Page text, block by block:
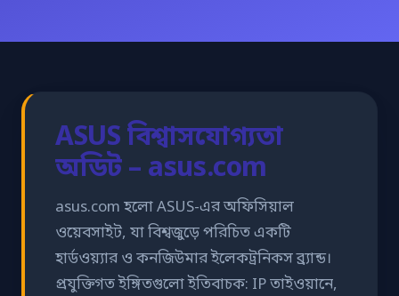
ASUS বিশ্বাসযোগ্যতা
অডিট – asus.com
asus.com হলো ASUS-এর অফিসিয়াল
ওয়েবসাইট, যা বিশ্বজুড়ে পরিচিত একটি
হার্ডওয়্যার ও কনজিউমার ইলেকট্রনিকস ব্র্যান্ড।
প্রযুক্তিগত ইঙ্গিতগুলো ইতিবাচক: IP তাইওয়ানে,